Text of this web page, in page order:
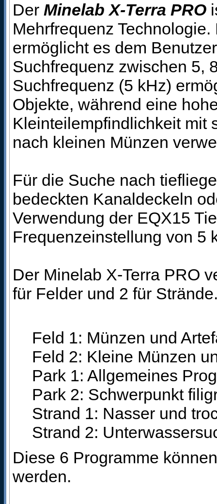
Der Minelab X-Terra PRO
Mehrfrequenz
ermöglicht es dem
Suchfrequenz zwischen 5,
Suchfrequenz (5 kHz)
Objekte, während eine
Kleinteilempfindlichkeit mit
nach kleinen Münzen
Für die Suche nach
bedeckten Kanaldeckeln
Verwendung der EQX15
Frequenzeinstellung von 5
Der Minelab X-Terra PRO
für Felder und 2 für
Feld 1: Münzen und
Feld 2: Kleine Münzen
Park 1: Allgemeines
Park 2: Schwerpunkt
Strand 1: Nasser und
Strand 2:
Diese 6 Programme
werden.